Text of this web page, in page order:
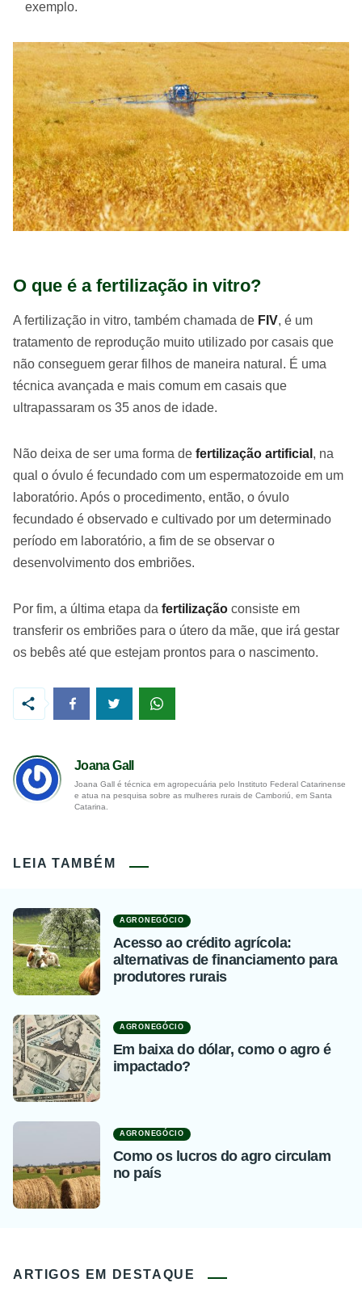
exemplo.
O que é a fertilização in vitro?
A fertilização in vitro, também chamada de FIV, é um
tratamento de reprodução muito utilizado por casais que
não conseguem gerar filhos de maneira natural. É uma
técnica avançada e mais comum em casais que
ultrapassaram os 35 anos de idade.
Não deixa de ser uma forma de fertilização artificial , na
qual o óvulo é fecundado com um espermatozoide em um
laboratório. Após o procedimento, então, o óvulo
fecundado é observado e cultivado por um determinado
período em laboratório, a fim de se observar o
desenvolvimento dos embriões.
Por fim, a última etapa da fertilização consiste em
transferir os embriões para o útero da mãe, que irá gestar
os bebês até que estejam prontos para o nascimento.
Joana Gall
Joana Gall é técnica em agropecuária pelo Instituto Federal Catarinense
e atua na pesquisa sobre as mulheres rurais de Camboriú, em Santa
Catarina.
LEIA TAMBÉM
AGRONEGÓCIO
Acesso ao crédito agrícola:
alternativas de financiamento para
produtores rurais
AGRONEGÓCIO
Em baixa do dólar, como o agro é
impactado?
AGRONEGÓCIO
Como os lucros do agro circulam
no país
ARTIGOS EM DESTAQUE